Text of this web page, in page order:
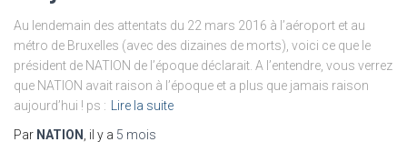
Au lendemain des attentats du 22 mars 2016 à l’aéroport et au
métro de Bruxelles (avec des dizaines de morts), voici ce que le
président de NATION de l’époque déclarait. A l’entendre, vous verrez
que NATION avait raison à l’époque et a plus que jamais raison
aujourd’hui ! ps : Lire la suite
Par NATION , il y a 5 mois